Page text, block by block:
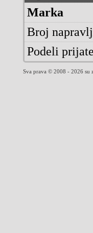
Marka
Broj
Podeli
Sva prava © 2008 - 2026 su